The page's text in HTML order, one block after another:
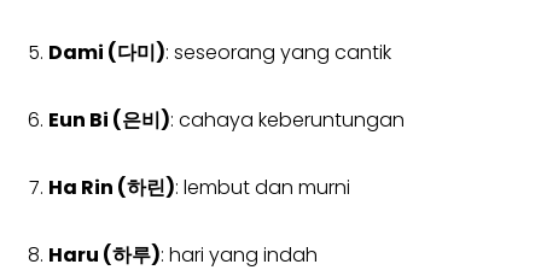
Dami (다미): seseorang yang cantik
Eun Bi (은비): cahaya keberuntungan
Ha Rin (하린): lembut dan murni
Haru (하루): hari yang indah